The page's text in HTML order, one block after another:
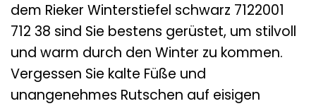
dem Rieker Winterstiefel schwarz 7122001
712 38 sind Sie bestens gerüstet, um stilvoll
und warm durch den Winter zu kommen.
Vergessen Sie kalte Füße und
unangenehmes Rutschen auf eisigen